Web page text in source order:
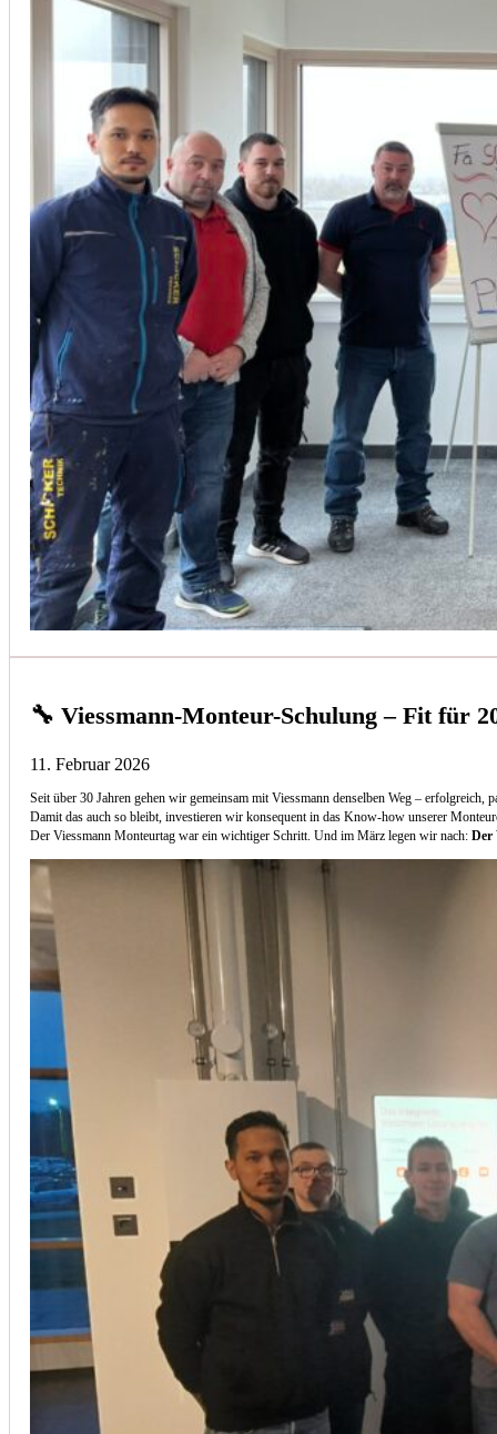
🔧 Viessmann-Monteur-Schulung – Fit für
11. Februar 2026
Seit über 30 Jahren gehen wir gemeinsam mit Viessmann denselben Weg – erfolgreich,
Damit das auch so bleibt, investieren wir konsequent in das Know-how unserer
Der Viessmann Monteurtag war ein wichtiger Schritt. Und im März legen wir nach:Der
Installation von Klimaanlagen
SERVICE
Wir legen großen Wert auf Qualität und
Kundenzufriedenheit. Bei der Installation von
Klimaanlagen verwenden wir nur hochwertige
Produkte führender Hersteller und gewährleisten,
dass jede Installation nicht nur effizient, sondern
auch energieeinsparend ist.